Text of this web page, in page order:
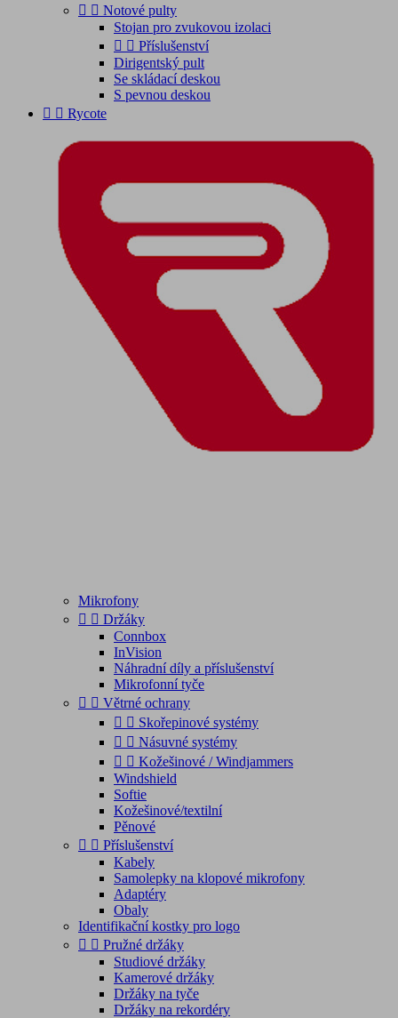
  Notové pulty
Stojan pro zvukovou izolaci
  Příslušenství
Dirigentský pult
Se skládací deskou
S pevnou deskou
  Rycote
Mikrofony
  Držáky
Connbox
InVision
Náhradní díly a příslušenství
Mikrofonní tyče
  Větrné ochrany
  Skořepinové systémy
  Násuvné systémy
  Kožešinové / Windjammers
Windshield
Softie
Kožešinové/textilní
Pěnové
  Příslušenství
Kabely
Samolepky na klopové mikrofony
Adaptéry
Obaly
Identifikační kostky pro logo
  Pružné držáky
Studiové držáky
Kamerové držáky
Držáky na tyče
Držáky na rekordéry